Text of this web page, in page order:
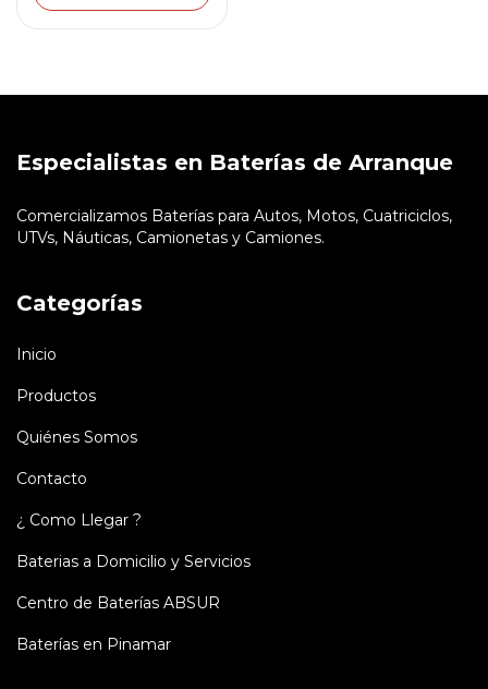
Especialistas en Baterías de Arranque
Comercializamos Baterías para Autos, Motos, Cuatriciclos,
UTVs, Náuticas, Camionetas y Camiones.
Categorías
Inicio
Productos
Quiénes Somos
Contacto
¿ Como Llegar ?
Baterias a Domicilio y Servicios
Centro de Baterías ABSUR
Baterías en Pinamar